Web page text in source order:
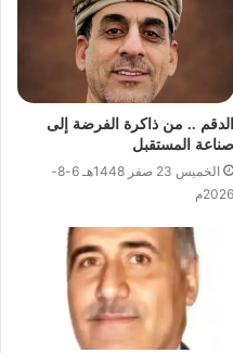
الدقم .. من ذاكرة الفرضة إلى
صناعة المستقبل
الخميس 23 صفر 1448هـ 6-8-
2026م